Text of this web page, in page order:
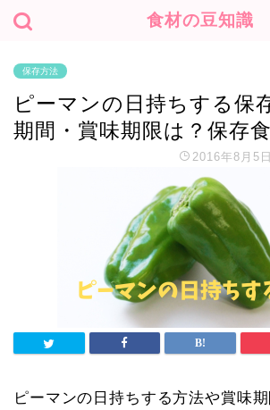
食材の豆知識
保存方法
ピーマンの日持ちする保
期間・賞味期限は？保存
2016年8月5日
ピーマンの日持ちする方法や賞味